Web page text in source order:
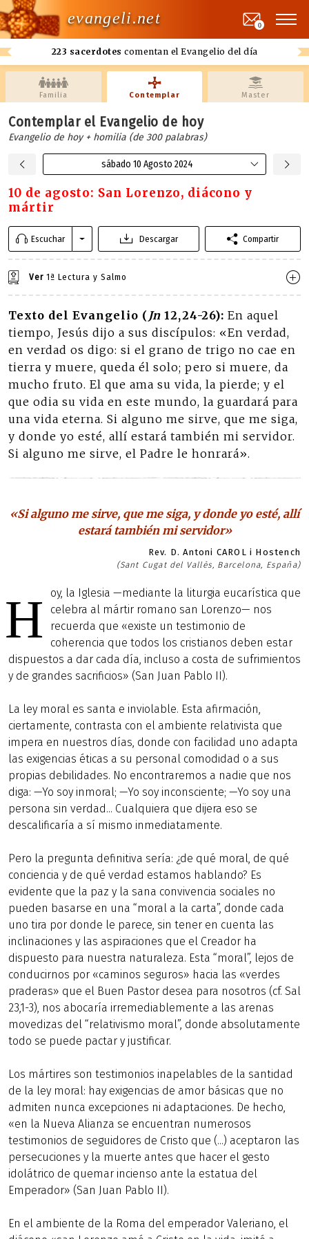
evangeli.net
223 sacerdotes comentan el Evangelio del día
0
Familia Contemplar Master
Contemplar el Evangelio de hoy
Evangelio de hoy + homilia (de 300 palabras)
sábado 10 Agosto 2024
10 de agosto: San Lorenzo, diácono y
mártir
Escuchar Descargar Compartir
Ver 1ª Lectura y Salmo
Texto del Evangelio ( Jn 12,24-26): En aquel
tiempo, Jesús dijo a sus discípulos: «En verdad,
en verdad os digo: si el grano de trigo no cae en
tierra y muere, queda él solo; pero si muere, da
mucho fruto. El que ama su vida, la pierde; y el
que odia su vida en este mundo, la guardará para
una vida eterna. Si alguno me sirve, que me siga,
y donde yo esté, allí estará también mi servidor.
Si alguno me sirve, el Padre le honrará».
«Si alguno me sirve, que me siga, y donde yo esté, allí
estará también mi servidor»
Rev. D. Antoni CAROL i Hostench
(Sant Cugat del Vallès, Barcelona, España)
H
oy, la Iglesia —mediante la liturgia eucarística que
celebra al mártir romano san Lorenzo— nos
recuerda que «existe un testimonio de
coherencia que todos los cristianos deben estar
dispuestos a dar cada día, incluso a costa de sufrimientos
y de grandes sacrificios» (San Juan Pablo II).
La ley moral es santa e inviolable. Esta afirmación,
ciertamente, contrasta con el ambiente relativista que
impera en nuestros días, donde con facilidad uno adapta
las exigencias éticas a su personal comodidad o a sus
propias debilidades. No encontraremos a nadie que nos
diga: —Yo soy inmoral; —Yo soy inconsciente; —Yo soy una
persona sin verdad... Cualquiera que dijera eso se
descalificaría a sí mismo inmediatamente.
Pero la pregunta definitiva sería: ¿de qué moral, de qué
conciencia y de qué verdad estamos hablando? Es
evidente que la paz y la sana convivencia sociales no
pueden basarse en una “moral a la carta”, donde cada
uno tira por donde le parece, sin tener en cuenta las
inclinaciones y las aspiraciones que el Creador ha
dispuesto para nuestra naturaleza. Esta “moral”, lejos de
conducirnos por «caminos seguros» hacia las «verdes
praderas» que el Buen Pastor desea para nosotros (cf. Sal
23,1-3), nos abocaría irremediablemente a las arenas
movedizas del “relativismo moral”, donde absolutamente
todo se puede pactar y justificar.
Los mártires son testimonios inapelables de la santidad
de la ley moral: hay exigencias de amor básicas que no
admiten nunca excepciones ni adaptaciones. De hecho,
«en la Nueva Alianza se encuentran numerosos
testimonios de seguidores de Cristo que (...) aceptaron las
persecuciones y la muerte antes que hacer el gesto
idolátrico de quemar incienso ante la estatua del
Emperador» (San Juan Pablo II).
En el ambiente de la Roma del emperador Valeriano, el